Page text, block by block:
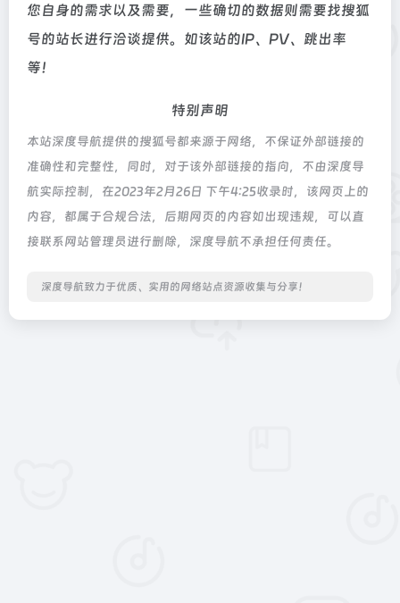
您自身的需求以及需要，一些确切的数据则需要找搜狐
号的站长进行洽谈提供。如该站的IP、PV、跳出率
等！
特别声明
本站深度导航提供的搜狐号都来源于网络，不保证外部链接的
准确性和完整性，同时，对于该外部链接的指向，不由深度导
航实际控制，在2023年2月26日 下午4:25收录时，该网页上的
内容，都属于合规合法，后期网页的内容如出现违规，可以直
接联系网站管理员进行删除，深度导航不承担任何责任。
深度导航致力于优质、实用的网络站点资源收集与分享！